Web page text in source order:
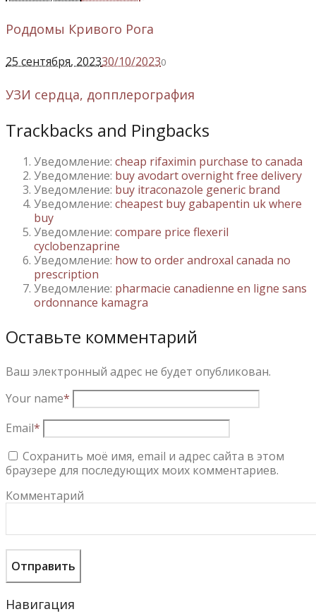
Роддомы Кривого Рога
25 сентября, 202330/10/20230
УЗИ сердца, допплерография
Trackbacks and Pingbacks
Уведомление: cheap rifaximin purchase to canada
Уведомление: buy avodart overnight free delivery
Уведомление: buy itraconazole generic brand
Уведомление: cheapest buy gabapentin uk where
buy
Уведомление: compare price flexeril
cyclobenzaprine
Уведомление: how to order androxal canada no
prescription
Уведомление: pharmacie canadienne en ligne sans
ordonnance kamagra
Оставьте комментарий
Ваш электронный адрес не будет опубликован.
Your name*
Email*
Сохранить моё имя, email и адрес сайта в этом
браузере для последующих моих комментариев.
Комментарий
Навигация